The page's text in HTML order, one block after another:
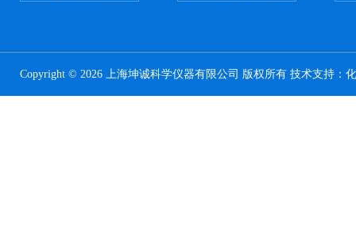
Copyright © 2026 上海坤诚科学仪器有限公司 版权所有 技术支持：